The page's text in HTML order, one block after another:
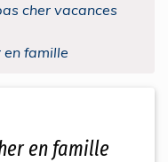
cher vacances
en famille
en famille